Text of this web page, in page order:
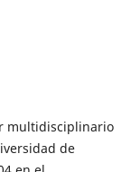
multidisciplinario
de